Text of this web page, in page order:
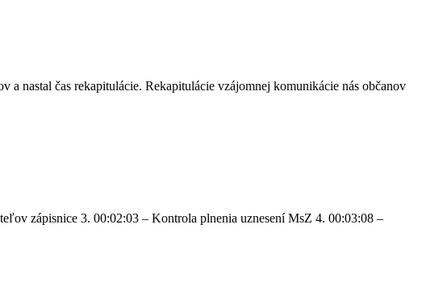
nastal čas rekapitulácie. Rekapitulácie vzájomnej komunikácie nás občanov
zápisnice 3. 00:02:03 – Kontrola plnenia uznesení MsZ 4. 00:03:08 –